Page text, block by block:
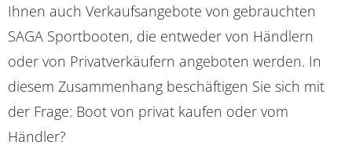
Ihnen auch Verkaufsangebote von gebrauchten
SAGA Sportbooten, die entweder von Händlern
oder von Privatverkäufern angeboten werden. In
diesem Zusammenhang beschäftigen Sie sich mit
der Frage: Boot von privat kaufen oder vom
Händler?